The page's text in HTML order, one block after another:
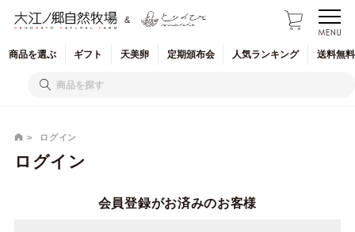
&
商品を選ぶ ギフト 天美卵 定期頒布会 人気ランキング 送料無
ログイン
ログイン
会員登録がお済みのお客様